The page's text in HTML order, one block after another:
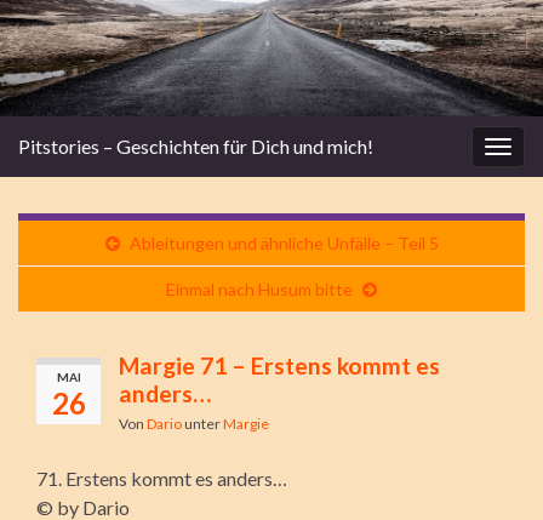
Pitstories – Geschichten für Dich und mich!
Ableitungen und ähnliche Unfälle – Teil 5
Einmal nach Husum bitte
MAI
26
Margie 71 – Erstens kommt es
anders…
Von DariounterMargie
71. Erstens kommt es anders…
© by Dario